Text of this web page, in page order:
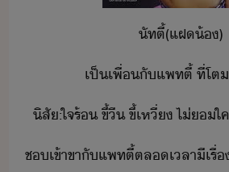
ัท​ตี้​(​แฝ​้​)
เป็เพื่​ั​แพท​ตี้​ ​ที่​โต
ิสั​:​ใจร้​ ​ขี้​ี​ ​ขี้​เหี่​ ​ไ่​
ช​เข้าขา​ั​แพท​ตี้​ตลเลา​ีเรื่